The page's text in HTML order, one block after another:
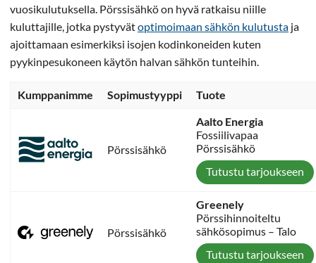
vuosikulutuksella. Pörssisähkö on hyvä ratkaisu niille
kuluttajille, jotka pystyvätoptimoimaan sähkön kulutusta ja
ajoittamaan esimerkiksi isojen kodinkoneiden kuten
pyykinpesukoneen käytön halvan sähkön tunteihin.
Kumppanimme Sopimustyyppi Tuote
Pörssisähkö
Aalto Energia
Fossiilivapaa
Pörssisähkö
Tutustu tarjoukseen
Pörssisähkö
Greenely
Pörssihinnoiteltu
sähkösopimus – Talo
Tutustu tarjoukseen